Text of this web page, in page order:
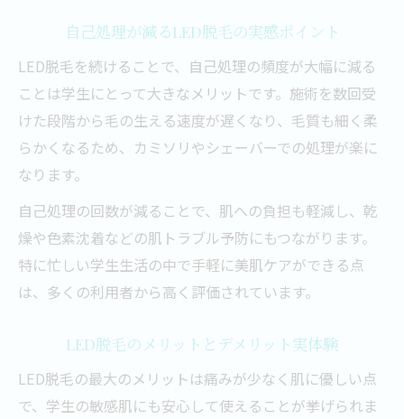
自己処理が減るLED脱毛の実感ポイント
LED脱毛を続けることで、自己処理の頻度が大幅に減る
ことは学生にとって大きなメリットです。施術を数回受
けた段階から毛の生える速度が遅くなり、毛質も細く柔
らかくなるため、カミソリやシェーバーでの処理が楽に
なります。
自己処理の回数が減ることで、肌への負担も軽減し、乾
燥や色素沈着などの肌トラブル予防にもつながります。
特に忙しい学生生活の中で手軽に美肌ケアができる点
は、多くの利用者から高く評価されています。
LED脱毛のメリットとデメリット実体験
LED脱毛の最大のメリットは痛みが少なく肌に優しい点
で、学生の敏感肌にも安心して使えることが挙げられま